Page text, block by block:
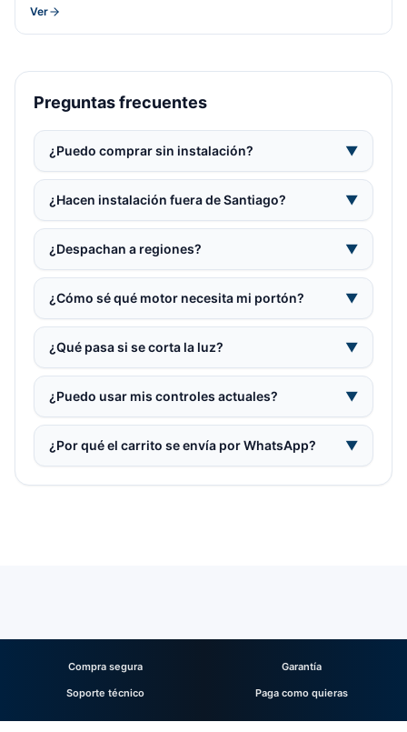
Ver
Preguntas frecuentes
¿Puedo comprar sin instalación? ▼
¿Hacen instalación fuera de Santiago? ▼
¿Despachan a regiones? ▼
¿Cómo sé qué motor necesita mi portón? ▼
¿Qué pasa si se corta la luz? ▼
¿Puedo usar mis controles actuales? ▼
¿Por qué el carrito se envía por WhatsApp? ▼
Compra segura Garantía
Soporte técnico Paga como quieras